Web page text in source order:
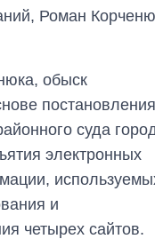
Роман
обыск
постановления
суда
электронных
и
четырех сайтов.